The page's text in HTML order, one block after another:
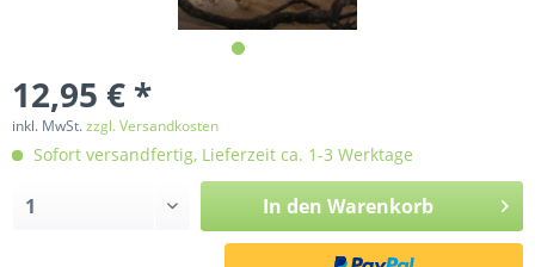
12,95 € *
inkl. MwSt.zzgl. Versandkosten
Sofort versandfertig, Lieferzeit ca. 1-3 Werktage
In den Warenkorb